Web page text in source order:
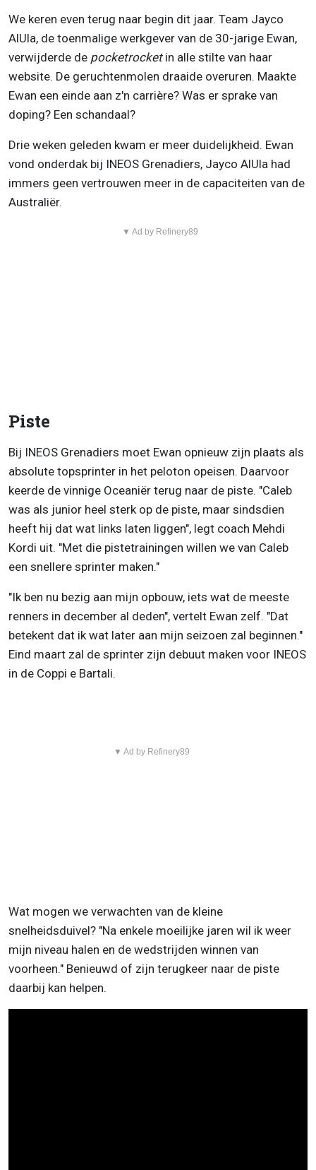
We keren even terug naar begin dit jaar. Team Jayco
AlUla, de toenmalige werkgever van de 30-jarige Ewan,
verwijderde de pocketrocket in alle stilte van haar
website. De geruchtenmolen draaide overuren. Maakte
Ewan een einde aan z'n carrière? Was er sprake van
doping? Een schandaal?
Drie weken geleden kwam er meer duidelijkheid. Ewan
vond onderdak bij INEOS Grenadiers, Jayco AlUla had
immers geen vertrouwen meer in de capaciteiten van de
Australiër.
▼ Ad by Refinery89
Piste
Bij INEOS Grenadiers moet Ewan opnieuw zijn plaats als
absolute topsprinter in het peloton opeisen. Daarvoor
keerde de vinnige Oceaniër terug naar de piste. "Caleb
was als junior heel sterk op de piste, maar sindsdien
heeft hij dat wat links laten liggen", legt coach Mehdi
Kordi uit. "Met die pistetrainingen willen we van Caleb
een snellere sprinter maken."
"Ik ben nu bezig aan mijn opbouw, iets wat de meeste
renners in december al deden", vertelt Ewan zelf. "Dat
betekent dat ik wat later aan mijn seizoen zal beginnen."
Eind maart zal de sprinter zijn debuut maken voor INEOS
in de Coppi e Bartali.
▼ Ad by Refinery89
Wat mogen we verwachten van de kleine
snelheidsduivel? "Na enkele moeilijke jaren wil ik weer
mijn niveau halen en de wedstrijden winnen van
voorheen." Benieuwd of zijn terugkeer naar de piste
daarbij kan helpen.